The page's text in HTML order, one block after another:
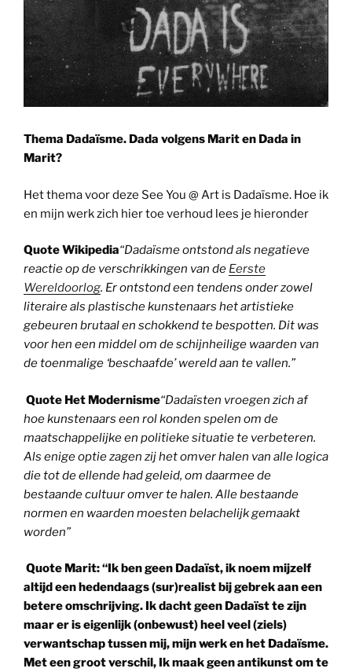
Thema Dadaïsme. Dada volgens Marit en Dada in
Marit?
Het thema voor deze See You @ Art is Dadaïsme. Hoe ik
en mijn werk zich hier toe verhoud lees je hieronder
Quote Wikipedia“Dadaïsme ontstond als negatieve
reactie op de verschrikkingen van de Eerste
Wereldoorlog. Er ontstond een tendens onder zowel
literaire als plastische kunstenaars het artistieke
gebeuren brutaal en schokkend te bespotten. Dit was
voor hen een middel om de schijnheilige waarden van
de toenmalige ‘beschaafde’ wereld aan te vallen.”
Quote Het Modernisme“Dadaïsten vroegen zich af
hoe kunstenaars een rol konden spelen om de
maatschappelijke en politieke situatie te verbeteren.
Als enige optie zagen zij het omver halen van alle logica
die tot de ellende had geleid, om daarmee de
bestaande cultuur omver te halen. Alle bestaande
normen en waarden moesten belachelijk gemaakt
worden”
Quote Marit:“Ik ben geen Dadaïst, ik noem mijzelf
altijd een hedendaags (sur)realist bij gebrek aan een
betere omschrijving. Ik dacht geen Dadaïst te zijn
maar er is eigenlijk (onbewust) heel veel (ziels)
verwantschap tussen mij, mijn werk en het Dadaïsme.
Met een groot verschil, Ik maak geen antikunst om te